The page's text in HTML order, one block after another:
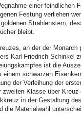
einer feindlichen
Festung verliehen
Strahlenstern,
bleibt.
an der der Monarch
Karl Friedrich Schinkel
ist die
schwarzen
der Verleihung der
Klasse über
in der Gestaltung
die Materialwahl